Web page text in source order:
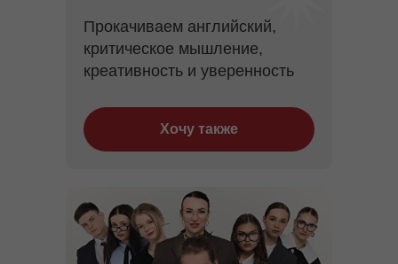
Прокачиваем английский,
критическое мышление,
креативность и уверенность
Хочу также